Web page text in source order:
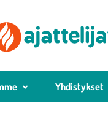
Yhdistykset